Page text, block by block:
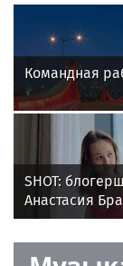
Командная
SHOT:
Анастасия
может